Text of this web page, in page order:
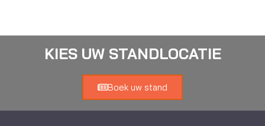
KIES UW STANDLOCATIE
Boek uw stand